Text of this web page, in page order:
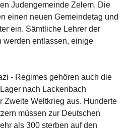
Judengemeinde Zelem. Die
einen neuen Gemeindetag und
ein. Sämtliche Lehrer der
werden entlassen, einige
- Regimes gehören auch die
nach Lackenbach
Zweite Weltkrieg aus. Hunderte
müssen zur Deutschen
als 300 sterben auf den